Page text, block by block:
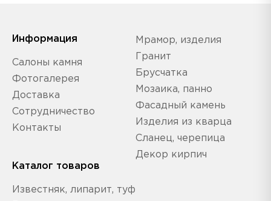
Информация
Салоны камня
Фотогалерея
Доставка
Сотрудничество
Контакты
Каталог товаров
Известняк, липарит, туф
Мрамор, изделия
Гранит
Брусчатка
Мозаика, панно
Фасадный камень
Изделия из кварца
Сланец, черепица
Декор кирпич